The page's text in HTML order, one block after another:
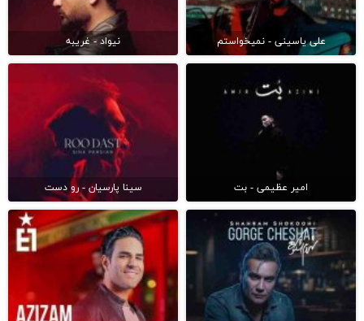
علی یاسینی - نمیخواستم نیواد - غریبه
امیر عظیمی - بت سینا پارسیان - رو دست